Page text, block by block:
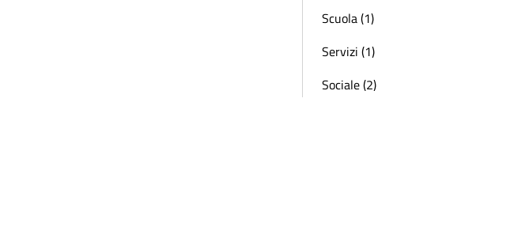
Scuola (1)
Servizi (1)
Sociale (2)